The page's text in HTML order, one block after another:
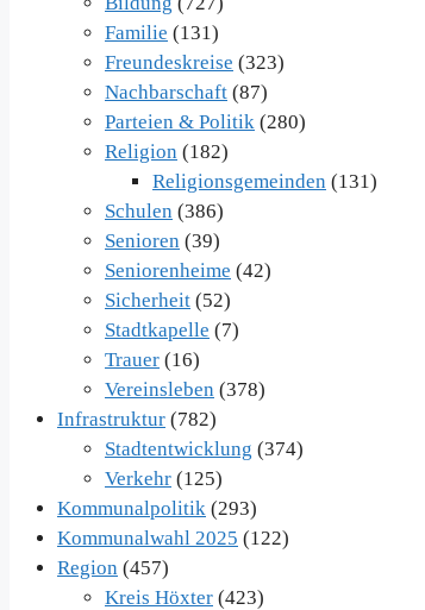
Familie (131)
Freundeskreise (323)
Nachbarschaft (87)
Parteien & Politik (280)
Religion (182)
Religionsgemeinden (131)
Schulen (386)
Senioren (39)
Seniorenheime (42)
Sicherheit (52)
Stadtkapelle (7)
Trauer (16)
Vereinsleben (378)
Infrastruktur (782)
Stadtentwicklung (374)
Verkehr (125)
Kommunalpolitik (293)
Kommunalwahl 2025 (122)
Region (457)
Kreis Höxter (423)